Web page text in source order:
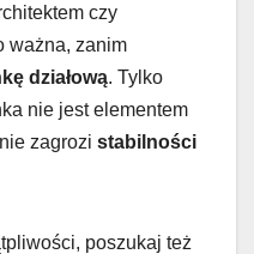
czy
ważna, zanim
działową. Tylko
nie jest elementem
zagrozi stabilności
poszukaj też